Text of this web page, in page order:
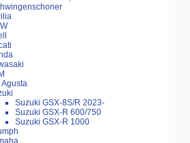
Agusta
Suzuki GSX-8S/R 2023-
Suzuki GSX-R 600/750
Suzuki GSX-R 1000